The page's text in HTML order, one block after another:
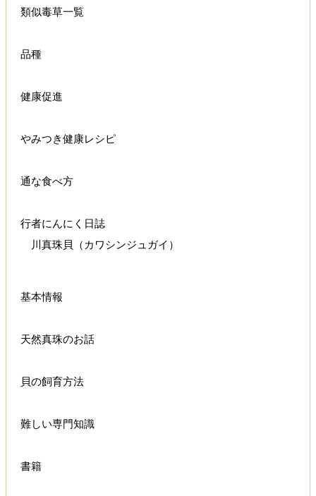
類似毒草一覧
品種
健康促進
やみつき健康レシピ
通な食べ方
行者にんにく日誌
川真珠貝（カワシンジュガイ）
基本情報
天然真珠のお話
貝の飼育方法
難しい専門知識
書籍